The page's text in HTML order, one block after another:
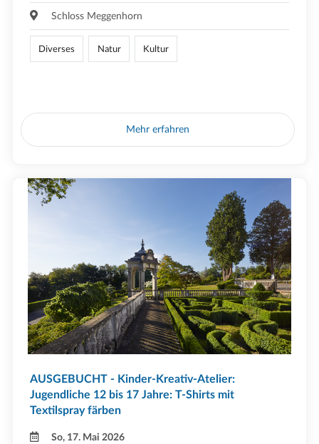
Schloss Meggenhorn
Diverses Natur Kultur
Mehr erfahren
AUSGEBUCHT - Kinder-Kreativ-Atelier:
Jugendliche 12 bis 17 Jahre: T-Shirts mit
Textilspray färben
So, 17. Mai 2026